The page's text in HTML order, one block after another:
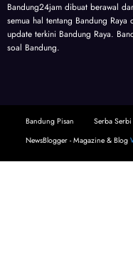
Bandung24jam dibuat berawal
semua hal tentang Bandung
update terkini Bandung Raya.
soal Bandung.
Bandung Pisan Serba Serbi
NewsBlogger - Magazine & Blog